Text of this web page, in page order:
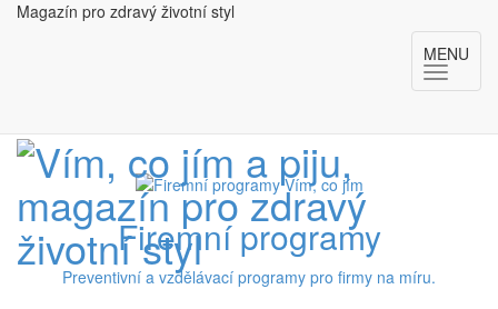
Magazín pro zdravý životní styl
MENU
Firemní programy
Preventivní a vzdělávací programy pro firmy na míru.